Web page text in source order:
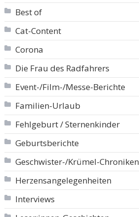
Best of
Cat-Content
Corona
Die Frau des Radfahrers
Event-/Film-/Messe-Berichte
Familien-Urlaub
Fehlgeburt / Sternenkinder
Geburtsberichte
Geschwister-/Krümel-Chroniken
Herzensangelegenheiten
Interviews